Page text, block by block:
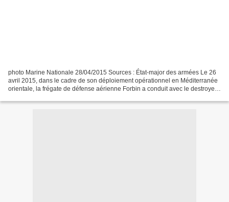
photo Marine Nationale 28/04/2015 Sources : État-major des armées Le 26
avril 2015, dans le cadre de son déploiement opérationnel en Méditerranée
orientale, la frégate de défense aérienne Forbin a conduit avec le destroyer